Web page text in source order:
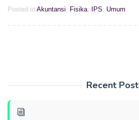
Posted in Akuntansi Fisika IPS Umum
Recent Post